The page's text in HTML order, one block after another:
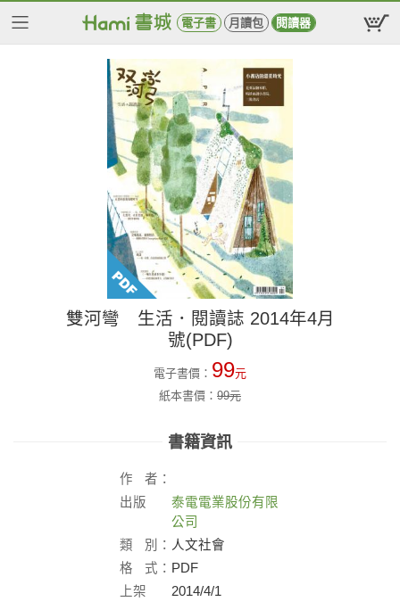
電子書 月讀包 閱讀器
雙河彎 生活．閱讀誌 2014年4月
號(PDF)
電子書價： 99元
紙本書價： 99元
書籍資訊
作
者：
出版
泰電電業股份有限
公司
類
別： 人文社會
格
式： PDF
上架
2014/4/1